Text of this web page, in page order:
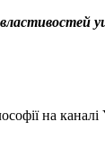
на